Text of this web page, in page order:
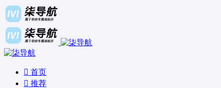
首页
推荐